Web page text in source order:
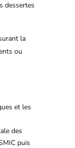
dessertes
la
ou
et les
des
puis